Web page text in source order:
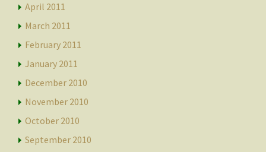
April 2011
March 2011
February 2011
January 2011
December 2010
November 2010
October 2010
September 2010